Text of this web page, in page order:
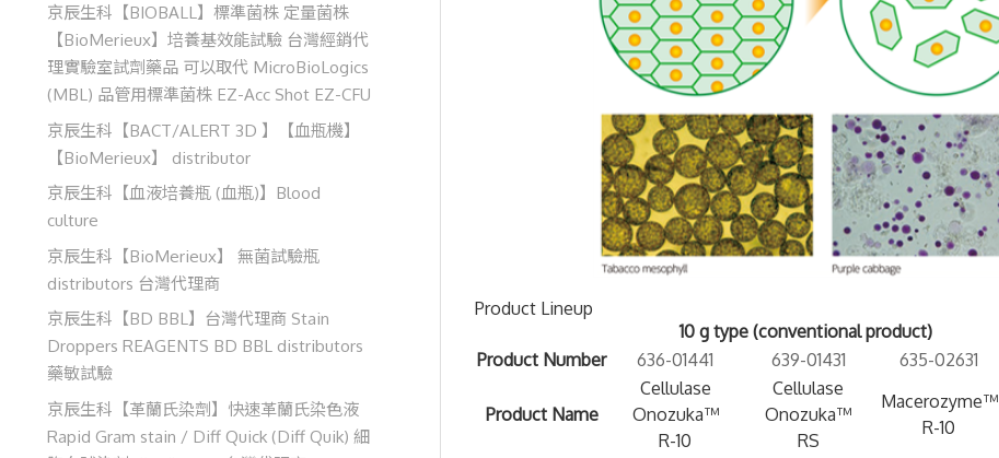
京辰生科【BIOBALL】標準菌株 定量菌株
【BioMerieux】培養基效能試驗 台灣經銷代
理實驗室試劑藥品 可以取代 MicroBioLogics
(MBL) 品管用標準菌株 EZ-Acc Shot EZ-CFU
京辰生科【BACT/ALERT 3D 】【血瓶機】
【BioMerieux】 distributor
京辰生科【血液培養瓶 (血瓶)】Blood
culture
京辰生科【BioMerieux】 無菌試驗瓶
distributors 台灣代理商
京辰生科【BD BBL】台灣代理商 Stain
Droppers REAGENTS BD BBL distributors
藥敏試驗
京辰生科【革蘭氏染劑】快速革蘭氏染色液
Rapid Gram stain / Diff Quick (Diff Quik) 細
Product Lineup
10 g type (conventional product)
Product Number
636-01441 639-01431 635-02631
Product Name
Cellulase
Onozuka™
R-10
Cellulase
Onozuka™
RS
Macerozyme™
R-10